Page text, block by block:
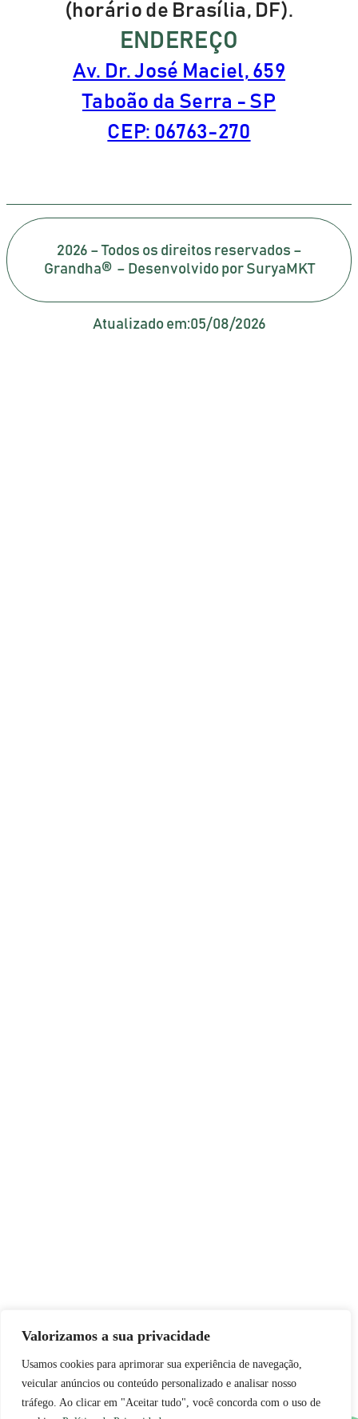
Valorizamos a sua privacidade
Usamos cookies para aprimorar sua experiência de navegação,
veicular anúncios ou conteúdo personalizado e analisar nosso
tráfego. Ao clicar em "Aceitar tudo", você concorda com o uso de
(horário de Brasília, DF).
ENDEREÇO
Av. Dr. José Maciel, 659
Taboão da Serra - SP
CEP: 06763-270
2026 – Todos os direitos reservados –
Grandha® – Desenvolvido por SuryaMKT
Atualizado em:05/08/2026